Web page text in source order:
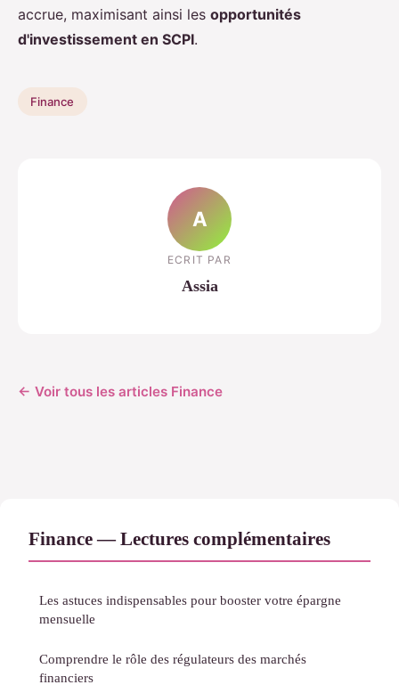
accrue, maximisant ainsi les opportunités
d'investissement en SCPI.
Finance
A
ECRIT PAR
Assia
← Voir tous les articles Finance
Finance — Lectures complémentaires
Les astuces indispensables pour booster votre épargne
mensuelle
Comprendre le rôle des régulateurs des marchés
financiers